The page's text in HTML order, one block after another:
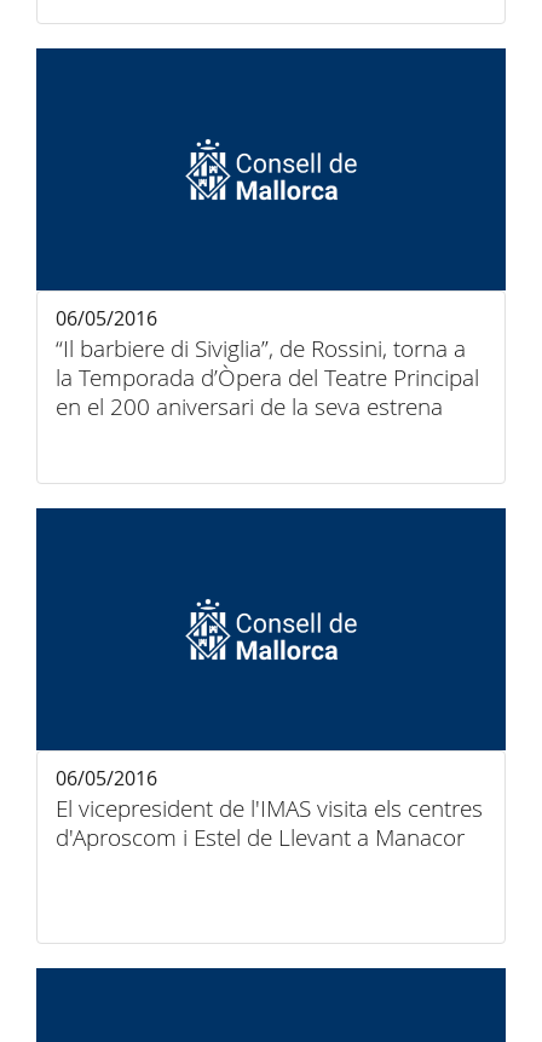
“Il barbiere di Siviglia”, de Rossini, torna a
la Temporada d’Òpera del Teatre Principal
en el 200 aniversari de la seva estrena
06/05/2016
El vicepresident de l'IMAS visita els centres
d'Aproscom i Estel de Llevant a Manacor
06/05/2016